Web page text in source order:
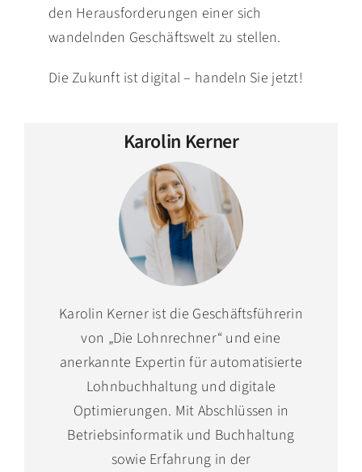
den Herausforderungen einer sich
wandelnden Geschäftswelt zu stellen.
Die Zukunft ist digital – handeln Sie jetzt!
Karolin Kerner
Karolin Kerner ist die Geschäftsführerin
von „Die Lohnrechner“ und eine
anerkannte Expertin für automatisierte
Lohnbuchhaltung und digitale
Optimierungen. Mit Abschlüssen in
Betriebsinformatik und Buchhaltung
sowie Erfahrung in der